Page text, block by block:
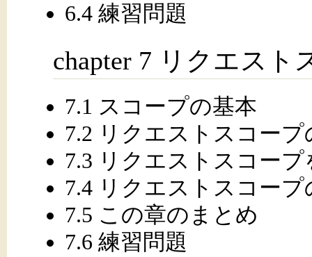
6.4 練習問題
chapter 7 リクエスト
7.1 スコープの基本
7.2 リクエストスコープ
7.3 リクエストスコー
7.4 リクエストスコープ
7.5 この章のまとめ
7.6 練習問題